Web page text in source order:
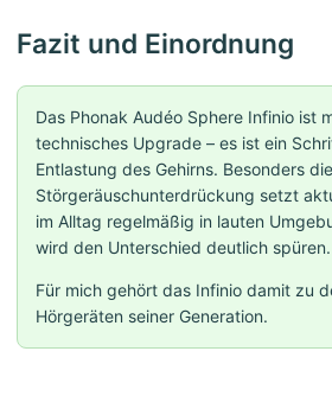
Fazit und Einordnung
Das Phonak Audéo Sphere Infinio ist
technisches Upgrade – es ist ein
Entlastung des Gehirns. Besonders die
Störgeräuschunterdrückung setzt
im Alltag regelmäßig in lauten
wird den Unterschied deutlich spüren.
Für mich gehört das Infinio damit zu
Hörgeräten seiner Generation.